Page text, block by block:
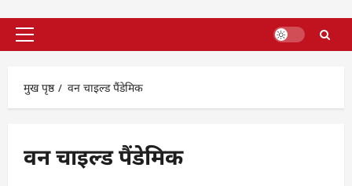
प्राथमिक
मुख पृष्ठ
वन चाइल्ड पैंडेमिक
वन चाइल्ड पैंडेमिक